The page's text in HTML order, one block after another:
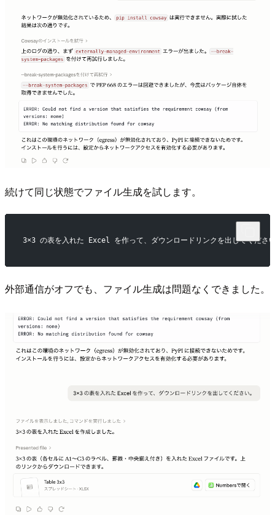
続けて同じ状態でファイル生成を試します。
3×3 の表を入れた Excel を作って、ダウンロードリンクを出してくださ
外部通信がオフでも、ファイル生成は問題なくできました。